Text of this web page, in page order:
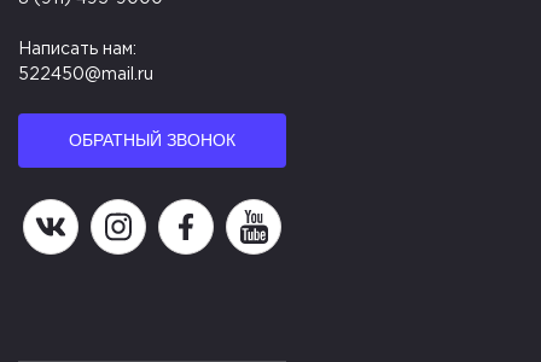
Написать нам:
522450@mail.ru
ОБРАТНЫЙ ЗВОНОК
Наша группа в ВК
Наша страница в Instagram
Наша группа в Facebook
Наш канал на YouTube